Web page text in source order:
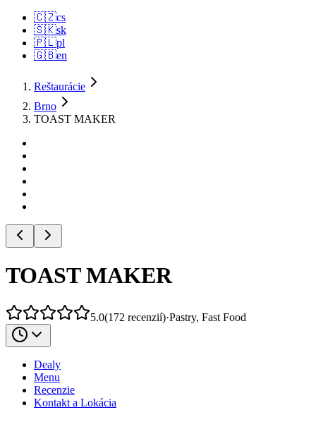
🇨🇿cs
🇸🇰sk
🇵🇱pl
🇬🇧en
Reštaurácie
Brno
TOAST MAKER
TOAST MAKER
5.0(172 recenzií)·Pastry, Fast Food
Dealy
Menu
Recenzie
Kontakt a Lokácia